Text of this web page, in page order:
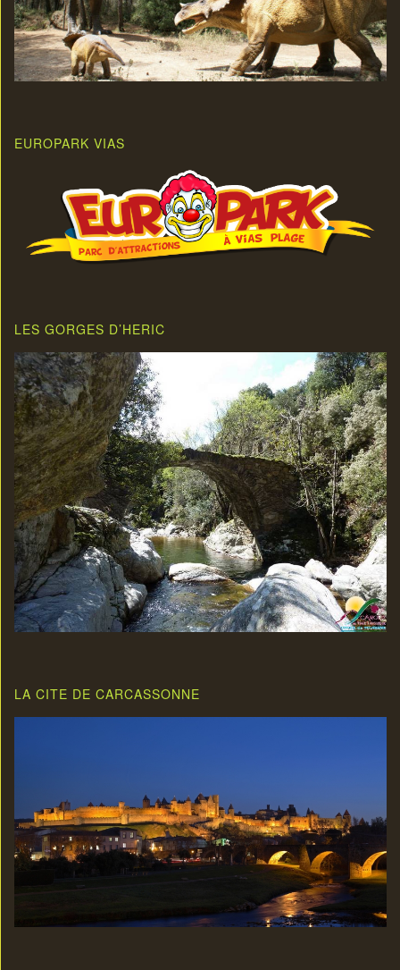
EUROPARK VIAS
LES GORGES D’HERIC
LA CITE DE CARCASSONNE